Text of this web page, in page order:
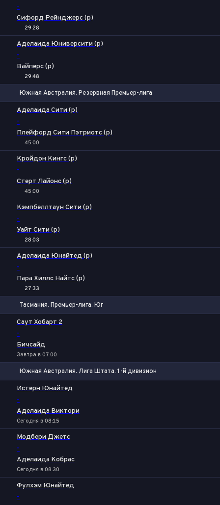
-
Сифорд Рейнджерс (р)
29:28
Аделаида Юниверсити (р)
-
Вайперс (р)
29:48
Южная Австралия. Резервная Премьер-лига
Аделаида Сити (р)
-
Плейфорд Сити Пэтриотс (р)
45:00
Кройдон Кингс (р)
-
Стерт Лайонс (р)
45:00
Кэмпбеллтаун Сити (р)
-
Уайт Сити (р)
28:03
Аделаида Юнайтед (р)
-
Пара Хиллс Найтс (р)
27:33
Тасмания. Премьер-лига. Юг
Саут Хобарт 2
-
Бичсайд
Завтра в 07:00
Южная Австралия. Лига Штата. 1-й дивизион
Истерн Юнайтед
-
Аделаида Виктори
Сегодня в 08:15
Модбери Джетс
-
Аделаида Кобрас
Сегодня в 08:30
Фулхэм Юнайтед
-